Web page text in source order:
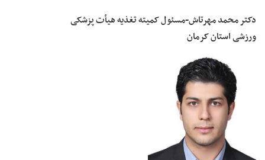
دکتر محمد مهرتاش-مسئول کمیته تغذیه هیأت پزشکی
ورزشی استان کرمان